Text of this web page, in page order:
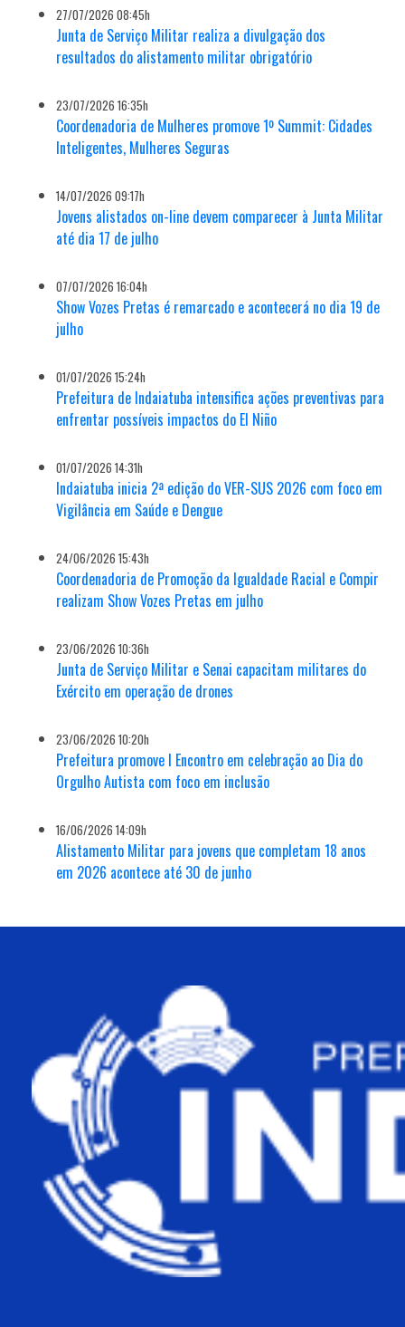
27/07/2026 08:45h
Junta de Serviço Militar realiza a divulgação dos
resultados do alistamento militar obrigatório
23/07/2026 16:35h
Coordenadoria de Mulheres promove 1º Summit: Cidades
Inteligentes, Mulheres Seguras
14/07/2026 09:17h
Jovens alistados on-line devem comparecer à Junta Militar
até dia 17 de julho
07/07/2026 16:04h
Show Vozes Pretas é remarcado e acontecerá no dia 19 de
julho
01/07/2026 15:24h
Prefeitura de Indaiatuba intensifica ações preventivas para
enfrentar possíveis impactos do El Niño
01/07/2026 14:31h
Indaiatuba inicia 2ª edição do VER-SUS 2026 com foco em
Vigilância em Saúde e Dengue
24/06/2026 15:43h
Coordenadoria de Promoção da Igualdade Racial e Compir
realizam Show Vozes Pretas em julho
23/06/2026 10:36h
Junta de Serviço Militar e Senai capacitam militares do
Exército em operação de drones
23/06/2026 10:20h
Prefeitura promove I Encontro em celebração ao Dia do
Orgulho Autista com foco em inclusão
16/06/2026 14:09h
Alistamento Militar para jovens que completam 18 anos
em 2026 acontece até 30 de junho